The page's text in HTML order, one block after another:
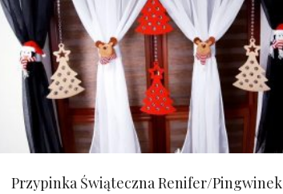
Przypinka Świąteczna Renifer/pingwinek